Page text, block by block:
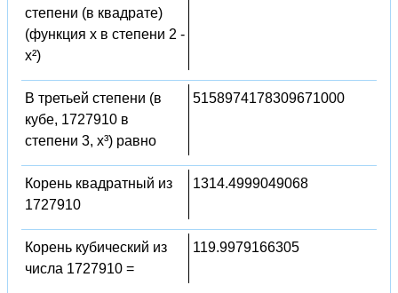
степени (в квадрате)
(функция x в степени 2 -
x²)
В третьей степени (в
кубе, 1727910 в
степени 3, x³) равно
5158974178309671000
Корень квадратный из
1727910
1314.4999049068
Корень кубический из
числа 1727910 =
119.9979166305